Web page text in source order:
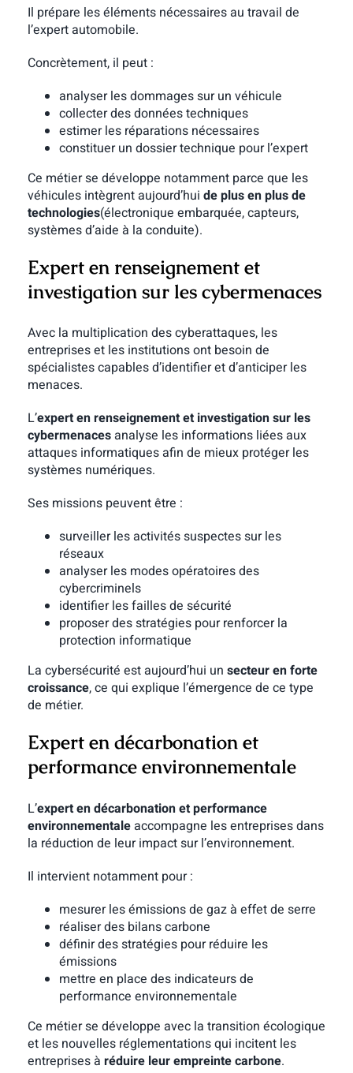
Il prépare les éléments nécessaires au travail de
l’expert automobile.
Concrètement, il peut :
analyser les dommages sur un véhicule
collecter des données techniques
estimer les réparations nécessaires
constituer un dossier technique pour l’expert
Ce métier se développe notamment parce que les
véhicules intègrent aujourd’hui de plus en plus de
technologies(électronique embarquée, capteurs,
systèmes d’aide à la conduite).
Expert en renseignement et
investigation sur les cybermenaces
Avec la multiplication des cyberattaques, les
entreprises et les institutions ont besoin de
spécialistes capables d’identifier et d’anticiper les
menaces.
L’expert en renseignement et investigation sur les
cybermenacesanalyse les informations liées aux
attaques informatiques afin de mieux protéger les
systèmes numériques.
Ses missions peuvent être :
surveiller les activités suspectes sur les
réseaux
analyser les modes opératoires des
cybercriminels
identifier les failles de sécurité
proposer des stratégies pour renforcer la
protection informatique
La cybersécurité est aujourd’hui un secteur en forte
croissance, ce qui explique l’émergence de ce type
de métier.
Expert en décarbonation et
performance environnementale
L’expert en décarbonation et performance
environnementaleaccompagne les entreprises dans
la réduction de leur impact sur l’environnement.
Il intervient notamment pour :
mesurer les émissions de gaz à effet de serre
réaliser des bilans carbone
définir des stratégies pour réduire les
émissions
mettre en place des indicateurs de
performance environnementale
Ce métier se développe avec la transition écologique
et les nouvelles réglementations qui incitent les
entreprises à réduire leur empreinte carbone.